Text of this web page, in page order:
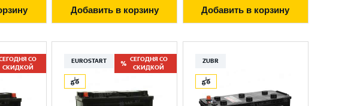
Добавить в корзину Добавить в корзину
СО
СКИДКОЙ
EUROSTART
СЕГОДНЯ СО
СКИДКОЙ
ZUBR